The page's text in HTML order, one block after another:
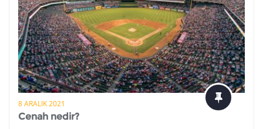
8 ARALIK 2021
Cenah nedir?